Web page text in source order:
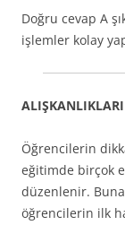
Doğru cevap A
işlemler kolay
Öğrencilerin
eğitimde birçok
düzenlenir.
öğrencilerin ilk